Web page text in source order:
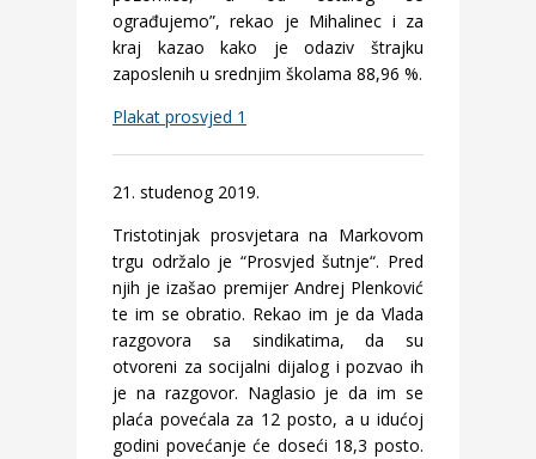
ograđujemo”, rekao je Mihalinec i za
kraj kazao kako je odaziv štrajku
zaposlenih u srednjim školama 88,96 %.
Plakat prosvjed 1
21. studenog 2019.
Tristotinjak prosvjetara na Markovom
trgu održalo je “Prosvjed šutnje“. Pred
njih je izašao premijer Andrej Plenković
te im se obratio. Rekao im je da Vlada
razgovora sa sindikatima, da su
otvoreni za socijalni dijalog i pozvao ih
je na razgovor. Naglasio je da im se
plaća povećala za 12 posto, a u idućoj
godini povećanje će doseći 18,3 posto.